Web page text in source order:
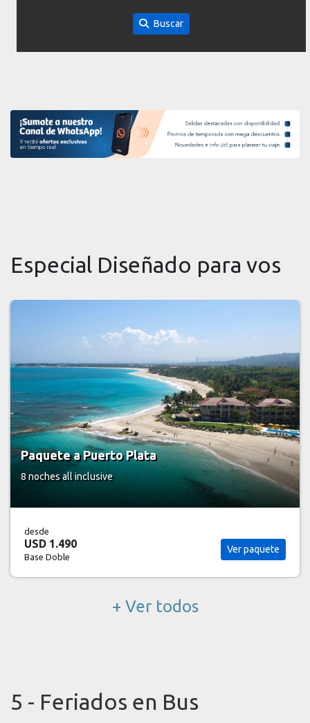
Buscar
Especial Diseñado para vos
Paquete a Puerto Plata
8 nochesall inclusive
desde
USD 1.490
Base Doble
Ver paquete
+ Ver todos
5 - Feriados en Bus